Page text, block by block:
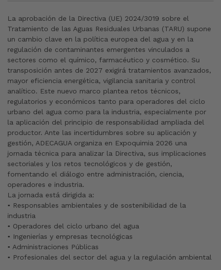
La aprobación de la Directiva (UE) 2024/3019 sobre el
Tratamiento de las Aguas Residuales Urbanas (TARU) supone
un cambio clave en la política europea del agua y en la
regulación de contaminantes emergentes vinculados a
sectores como el químico, farmacéutico y cosmético. Su
transposición antes de 2027 exigirá tratamientos avanzados,
mayor eficiencia energética, vigilancia sanitaria y control
analítico. Este nuevo marco plantea retos técnicos,
regulatorios y económicos tanto para operadores del ciclo
urbano del agua como para la industria, especialmente por
la aplicación del principio de responsabilidad ampliada del
productor. Ante las incertidumbres sobre su aplicación y
gestión, ADECAGUA organiza en Expoquimia 2026 una
jornada técnica para analizar la Directiva, sus implicaciones
sectoriales y los retos tecnológicos y de gestión,
fomentando el diálogo entre administración, ciencia,
operadores e industria.
La jornada está dirigida a:
• Responsables ambientales y de sostenibilidad de la
industria
• Operadores del ciclo urbano del agua
• Ingenierías y empresas tecnológicas
• Administraciones Públicas
• Profesionales del sector del agua y la regulación ambiental